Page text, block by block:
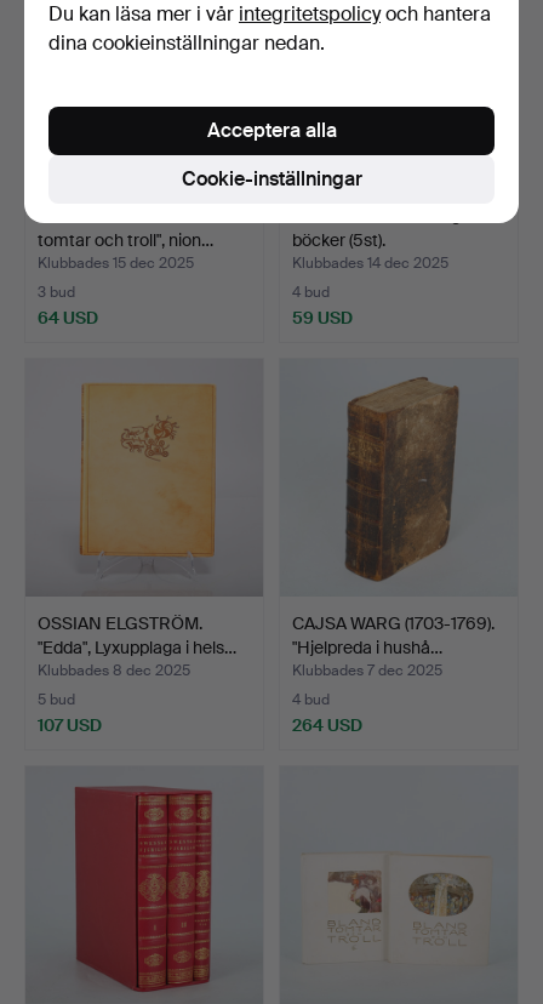
tomtar och troll", nion…
Klubbades 15 dec 2025
3 bud
64 USD
böcker (5st).
Klubbades 14 dec 2025
4 bud
59 USD
OSSIAN ELGSTRÖM.
"Edda", Lyxupplaga i hels…
Klubbades 8 dec 2025
5 bud
107 USD
CAJSA WARG (1703-1769).
"Hjelpreda i hushå…
Klubbades 7 dec 2025
4 bud
264 USD
Du kan läsa mer i vår integritetspolicyoch hantera
dina cookieinställningar nedan.
Cookie-inställningar
Acceptera alla